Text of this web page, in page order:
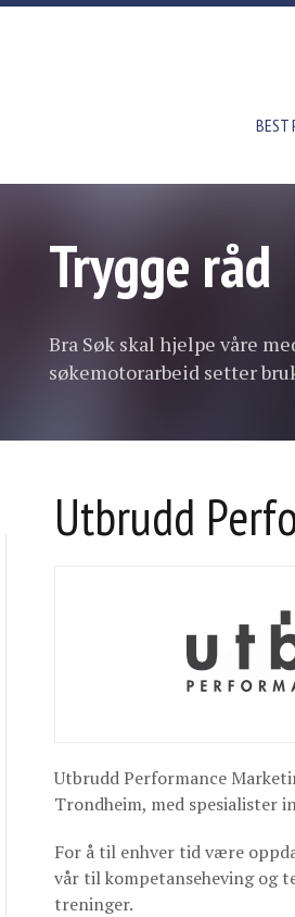
BEST
Trygge råd
Bra Søk skal hjelpe våre
søkemotorarbeid setter
Utbrudd
Utbrudd Performance
Trondheim, med spesialister
For å til enhver tid være
vår til kompetanseheving og
treninger.